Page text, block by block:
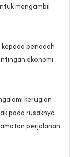
mengambil
penadah
ekonomi
kerugian
pada rusaknya
perjalanan